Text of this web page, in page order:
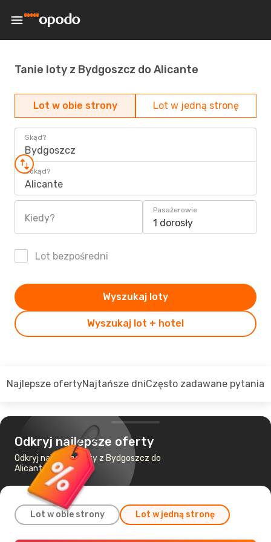
Tanie loty z Bydgoszcz do Alicante
Lot w obie strony Lot w jedną stronę
Skąd?
Bydgoszcz
Dokąd?
Alicante
Kiedy?
Pasażerowie
1 dorosły
Lot bezpośredni
Wyszukaj lot + hotel
Wyszukaj loty
Najlepsze ofertyNajtańsze dniCzęsto zadawane pytania
Odkryj najlepsze oferty
Odkryj najtańsze loty z Bydgoszcz do
Alicante
Lot w obie strony Lot w jedną stronę